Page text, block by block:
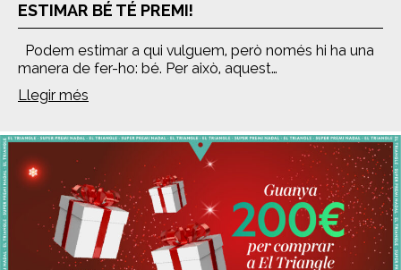
ESTIMAR BÉ TÉ PREMI!
Podem estimar a qui vulguem, però només hi ha una
manera de fer-ho: bé. Per això, aquest…
Llegir més